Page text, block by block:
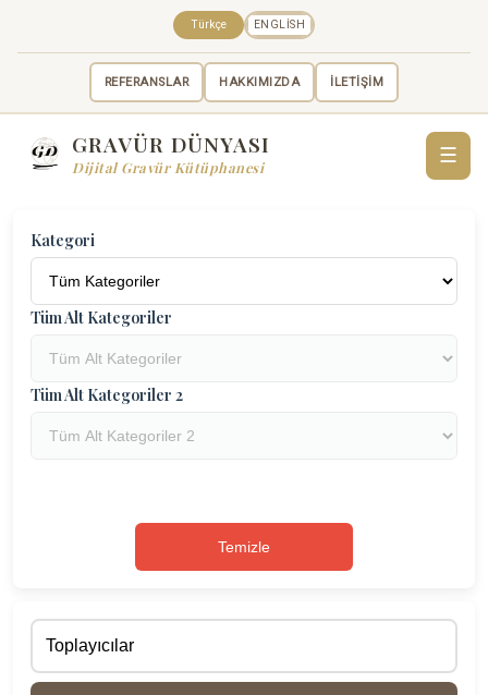
REFERANSLAR HAKKIMIZDA İLETİŞİM
Türkçe ENGLISH
GRAVÜR DÜNYASI
Dijital Gravür Kütüphanesi
☰
Kategori
Tüm Alt Kategoriler
Tüm Alt Kategoriler 2
Temizle